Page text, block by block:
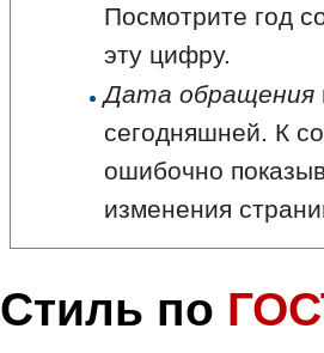
Посмотрите год
эту цифру.
Дата обращения
сегодняшней. К
ошибочно
изменения
Стиль по